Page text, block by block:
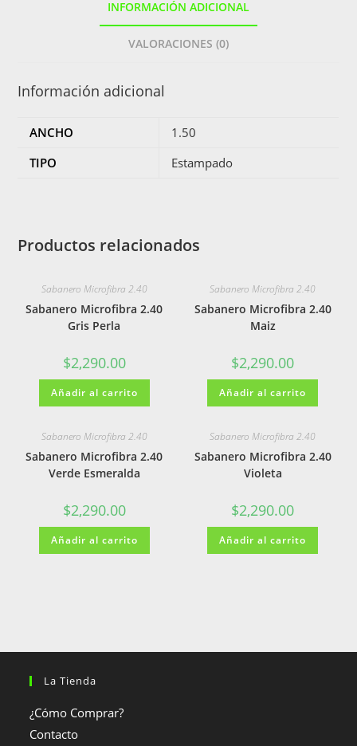
INFORMACIÓN ADICIONAL
VALORACIONES (0)
Información adicional
ANCHO
1.50
TIPO
Estampado
Productos relacionados
Sabanero Microfibra 2.40
Sabanero Microfibra 2.40
Gris Perla
$2,290.00
Añadir al carrito
Sabanero Microfibra 2.40
Sabanero Microfibra 2.40
Maiz
$2,290.00
Añadir al carrito
Sabanero Microfibra 2.40
Sabanero Microfibra 2.40
Verde Esmeralda
$2,290.00
Añadir al carrito
Sabanero Microfibra 2.40
Sabanero Microfibra 2.40
Violeta
$2,290.00
Añadir al carrito
La Tienda
¿Cómo Comprar?
Contacto